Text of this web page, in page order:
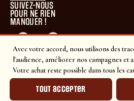
Avec votre accord, nous utilisons des
l'audience, améliorer nos campagnes et
Votre achat reste possible dans tous les
Tout accepter
SUIVEZ-NOUS
POUR NE RIEN
MANQUER !